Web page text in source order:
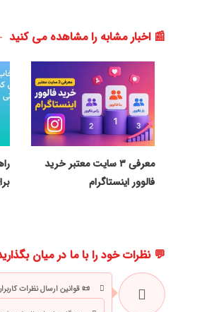
📰 اخبار مشابه را مشاهده می کنید
معرفی ۳ سایت معتبر خرید
فالوور اینستاگرام
💬 نظرات خود را با ما در میان
📜 قوانین ارسال نظرات